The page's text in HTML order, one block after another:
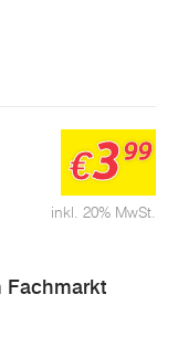
inkl. 20% MwSt.
€399
Fachmarkt